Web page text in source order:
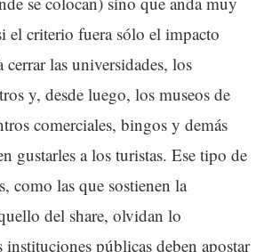
el criterio fuera sólo el impacto
las universidades, los
y, desde luego, los museos de
comerciales, bingos y demás
gustarles a los turistas. Ese tipo de
como las que sostienen la
del share, olvidan lo
instituciones públicas deben apostar